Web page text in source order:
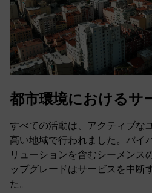
都市環境におけるサ
すべての活動は、アクティブな
高い地域で行われました。バイ
リューションを含むシーメンス
ップグレードはサービスを中断
た。